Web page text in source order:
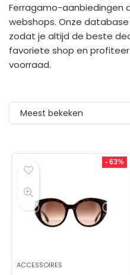
Ferragamo-aanbiedingen
webshops. Onze
zodat je altijd de beste
favoriete shop en
voorraad.
Meest bekeken
- 63%
ACCESSOIRES